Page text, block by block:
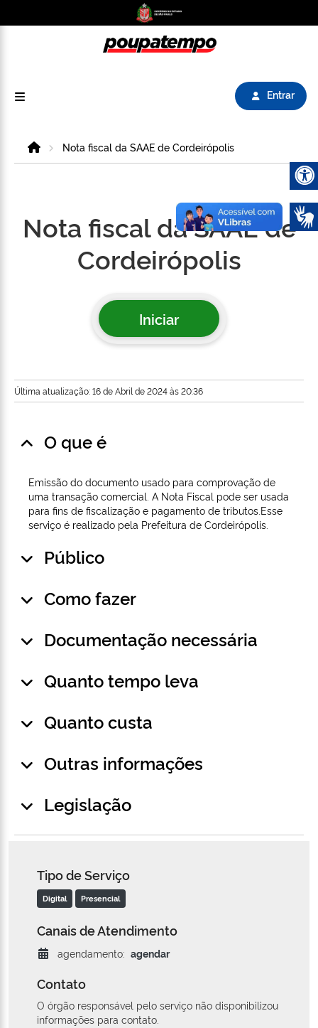
Entrar
HomeNota fiscal da SAAE de Cordeirópolis
Nota fiscal da SAAE de
Cordeirópolis
Iniciar
Última atualização: 16 de Abril de 2024 às 20:36
O que é
Emissão do documento usado para comprovação de
uma transação comercial. A Nota Fiscal pode ser usada
para fins de fiscalização e pagamento de tributos.Esse
serviço é realizado pela Prefeitura de Cordeirópolis.
Público
Como fazer
Documentação necessária
Quanto tempo leva
Quanto custa
Outras informações
Legislação
Tipo de Serviço
Digital Presencial
Canais de Atendimento
agendamento: agendar
Contato
O órgão responsável pelo serviço não disponibilizou
informações para contato.